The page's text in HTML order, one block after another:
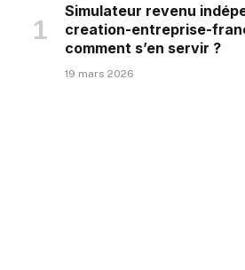
Simulateur revenu
creation-entreprise-
comment s’en servir ?
19 mars 2026